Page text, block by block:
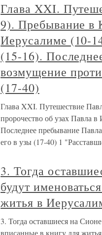
Глава XXI.
9). Пребывание в
Иерусалиме (10-
(15-16).
возмущение
(17-40)
Глава XXI. Путешествие
пророчество об узах Павла
Последнее пребывание
его в узы (17-40) 1
3. Тогда
будут
житья в
3. Тогда оставшиеся на
вписанные в книгу для